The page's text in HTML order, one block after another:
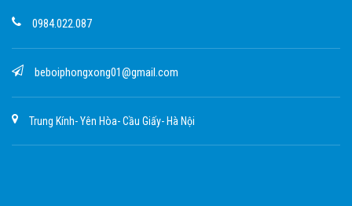
0984.022.087
beboiphongxong01@gmail.com
Trung Kính- Yên Hòa- Cầu Giấy- Hà Nội